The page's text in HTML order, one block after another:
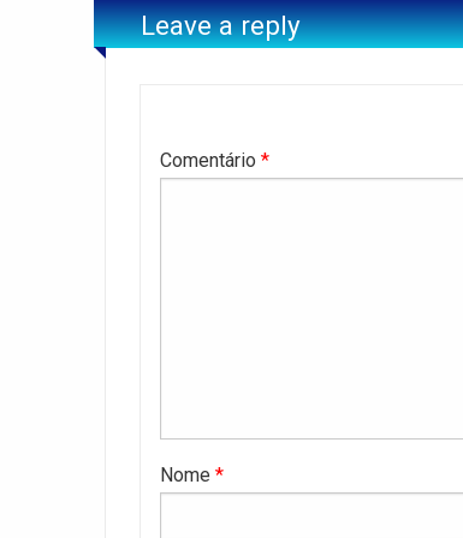
Leave a reply
Comentário *
Nome *